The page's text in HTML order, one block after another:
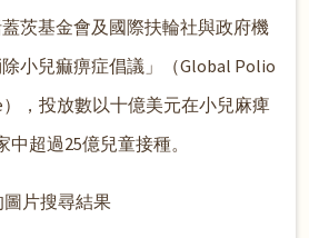
茨基金會及國際扶輪社與政府機
小兒痲痹症倡議」（Global Polio
，投放數以十億美元在小兒麻痺
超過25億兒童接種。